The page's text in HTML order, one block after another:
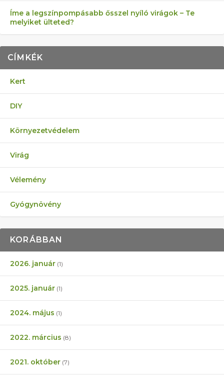
Íme a legszínpompásabb ősszel nyíló virágok – Te
melyiket ülteted?
CÍMKÉK
Kert
DIY
Környezetvédelem
Virág
Vélemény
Gyógynövény
KORÁBBAN
2026. január (1)
2025. január (1)
2024. május (1)
2022. március (8)
2021. október (7)